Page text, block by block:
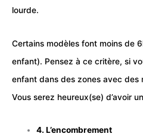
lourde.
Certains modèles font moins de
enfant). Pensez à ce critère, si
enfant dans des zones avec des
Vous serez heureux(se) d’avoir
4. L’encombrement